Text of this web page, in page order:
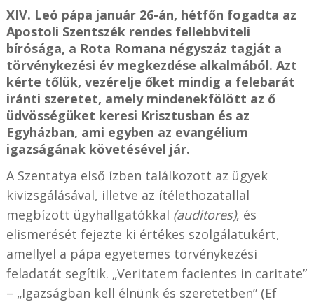
XIV. Leó pápa január 26-án, hétfőn fogadta az
Apostoli Szentszék rendes fellebbviteli
bírósága, a Rota Romana négyszáz tagját a
törvénykezési év megkezdése alkalmából. Azt
kérte tőlük, vezérelje őket mindig a felebarát
iránti szeretet, amely mindenekfölött az ő
üdvösségüket keresi Krisztusban és az
Egyházban, ami egyben az evangélium
igazságának követésével jár.
A Szentatya első ízben találkozott az ügyek
kivizsgálásával, illetve az ítélethozatallal
megbízott ügyhallgatókkal (auditores), és
elismerését fejezte ki értékes szolgálatukért,
amellyel a pápa egyetemes törvénykezési
feladatát segítik. „Veritatem facientes in caritate”
– „Igazságban kell élnünk és szeretetben” (Ef